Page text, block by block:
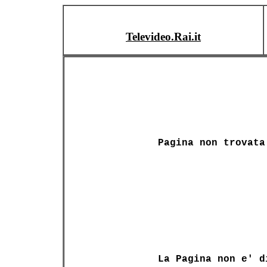
Televideo.Rai.it
Pagina non trovata
La Pagina non e'